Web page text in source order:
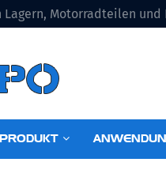
Motorradteilen und
PRODUKT